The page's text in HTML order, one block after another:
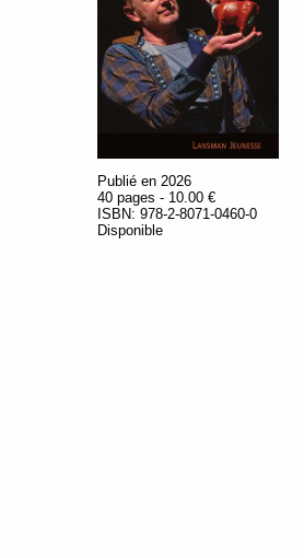
Publié en 2026
40 pages - 10.00 €
ISBN: 978-2-8071-0460-0
Disponible